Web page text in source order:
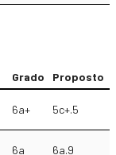
Grado Proposto
6a+ 5c+.5
6a 6a.9